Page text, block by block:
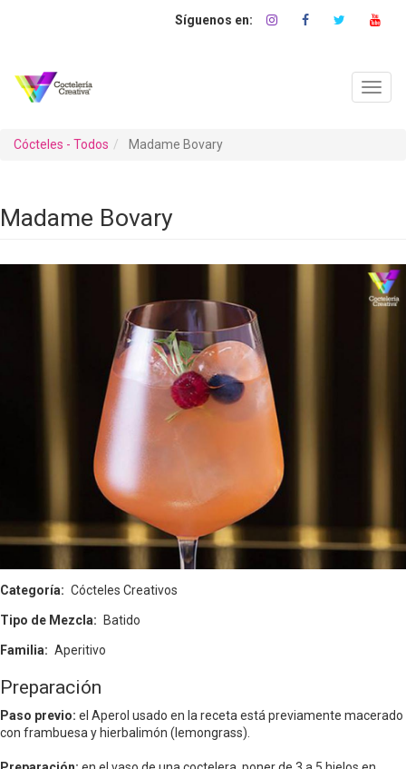
Cócteles - Todos Madame Bovary
Madame Bovary
Categoría Cócteles Creativos
Tipo de Mezcla Batido
Familia Aperitivo
Preparación
Paso previo: el Aperol usado en la receta está previamente macerado
con frambuesa y hierbalimón (lemongrass).